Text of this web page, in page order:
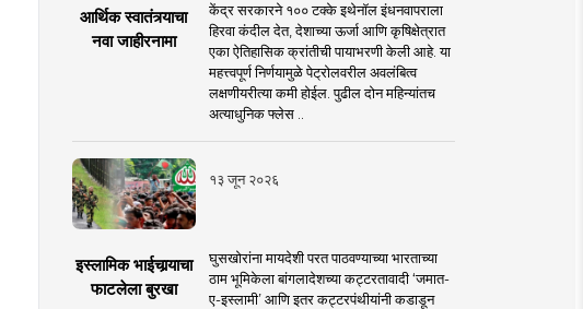
आर्थिक स्वातंत्र्याचा
नवा जाहीरनामा
केंद्र सरकारने १०० टक्के इथेनॉल इंधनवापराला
हिरवा कंदील देत, देशाच्या ऊर्जा आणि कृषिक्षेत्रात
एका ऐतिहासिक क्रांतीची पायाभरणी केली आहे. या
महत्त्वपूर्ण निर्णयामुळे पेट्रोलवरील अवलंबित्व
लक्षणीयरीत्या कमी होईल. पुढील दोन महिन्यांतच
अत्याधुनिक फ्लेस ..
१३ जून २०२६
इस्लामिक भाईचार्‍याचा
फाटलेला बुरखा
घुसखोरांना मायदेशी परत पाठवण्याच्या भारताच्या
ठाम भूमिकेला बांगलादेशच्या कट्टरतावादी ‘जमात-
ए-इस्लामी’ आणि इतर कट्टरपंथीयांनी कडाडून